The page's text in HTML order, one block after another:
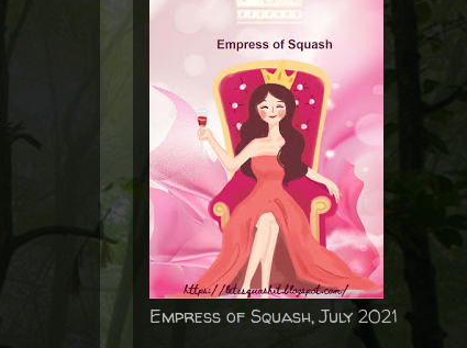
Empress of Squash, July 2021